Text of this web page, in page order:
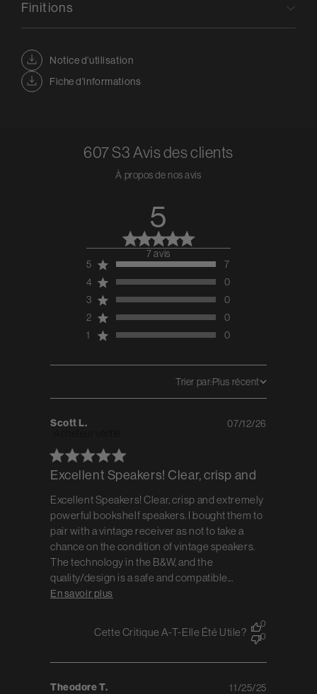
Notice d’utilisation
Fiche d'informations
Finitions
607 S3 Avis des clients
À propos de nos avis
5
5 out of 5 stars 7
total reviews
7 avis
5
7
4
0
3
0
2
0
1
0
Trier par:Plus récent
Scott L.
Excellent Speakers! Clear, crisp and
Excellent Speakers! Clear, crisp and extremely
powerful bookshelf speakers. I bought them to
pair with a vintage receiver as not to take a
chance on the condition of vintage speakers.
The technology in the B&W, and the
quality/design is a safe and compatible...
En savoir plus
07/12/26
Cette Critique A-T-Elle Été Utile?
0
0
Theodore T.
Published
11/25/25